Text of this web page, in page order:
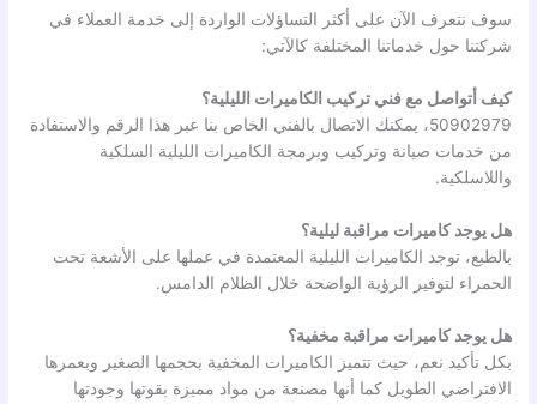
سوف نتعرف الآن على أكثر التساؤلات الواردة إلى خدمة العملاء في
شركتنا حول خدماتنا المختلفة كالآتي:
كيف أتواصل مع فني تركيب الكاميرات الليلية؟
50902979، يمكنك الاتصال بالفني الخاص بنا عبر هذا الرقم والاستفادة
من خدمات صيانة وتركيب وبرمجة الكاميرات الليلية السلكية
واللاسلكية.
هل يوجد كاميرات مراقبة ليلية؟
بالطبع، توجد الكاميرات الليلية المعتمدة في عملها على الأشعة تحت
الحمراء لتوفير الرؤية الواضحة خلال الظلام الدامس.
هل يوجد كاميرات مراقبة مخفية؟
بكل تأكيد نعم، حيث تتميز الكاميرات المخفية بحجمها الصغير وبعمرها
الافتراضي الطويل كما أنها مصنعة من مواد مميزة بقوتها وجودتها